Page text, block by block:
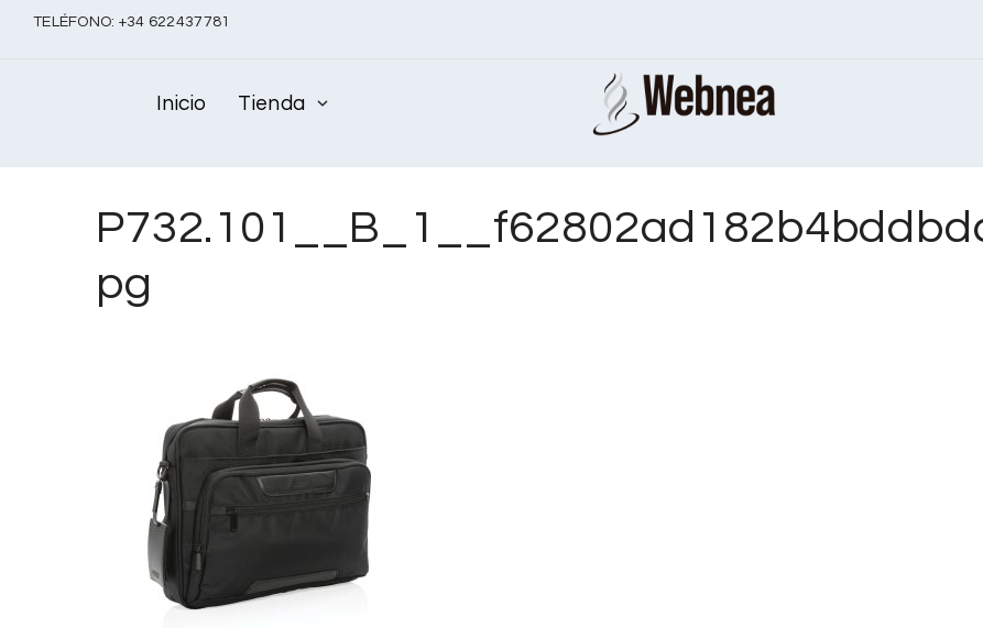
TELÉFONO: +34 622437781
Inicio Tienda
pg